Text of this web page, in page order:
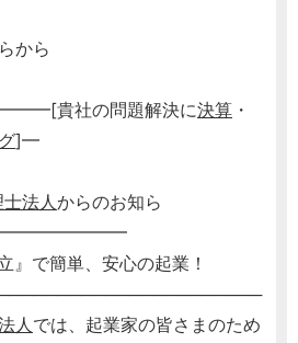
から
社の問題解決に決算 ・
]━
士法人からのお知ら
』で簡単、安心の起業！
人では、起業家の皆さまのため